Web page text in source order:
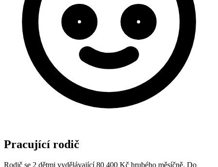
Pracující rodič
Rodič se 2 dětmi vydělávající 80 400 Kč hrubého měsíčně. Do